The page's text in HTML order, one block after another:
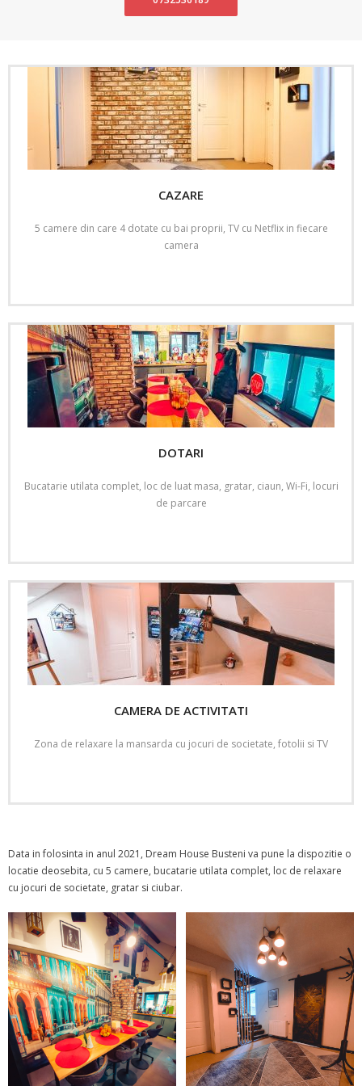
CAZARE
5 camere din care 4 dotate cu bai proprii, TV cu Netflix in fiecare
camera
DOTARI
Bucatarie utilata complet, loc de luat masa, gratar, ciaun, Wi-Fi, locuri
de parcare
CAMERA DE ACTIVITATI
Zona de relaxare la mansarda cu jocuri de societate, fotolii si TV
Data in folosinta in anul 2021, Dream House Busteni va pune la dispozitie o
locatie deosebita, cu 5 camere, bucatarie utilata complet, loc de relaxare
cu jocuri de societate, gratar si ciubar.